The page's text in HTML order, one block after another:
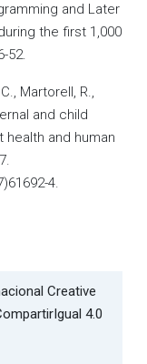
and Later
the first 1,000
52.
Martorell, R.,
and child
and human
4.
Creative
4.0